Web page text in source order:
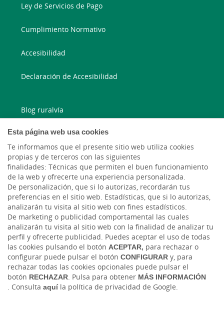
Esta página web usa cookies
Te informamos que el presente sitio web utiliza cookies
propias y de terceros con las siguientes
finalidades: Técnicas que permiten el buen funcionamiento
de la web y ofrecerte una experiencia personalizada.
De personalización, que si lo autorizas, recordarán tus
preferencias en el sitio web. Estadísticas, que si lo autorizas,
analizarán tu visita al sitio web con fines estadísticos.
De marketing o publicidad comportamental las cuales
analizarán tu visita al sitio web con la finalidad de analizar tu
perfil y ofrecerte publicidad. Puedes aceptar el uso de todas
las cookies pulsando el botón ACEPTAR, para rechazar o
configurar puede pulsar el botón CONFIGURAR y, para
rechazar todas las cookies opcionales puede pulsar el
botón RECHAZAR. Pulsa para obtener MÁS INFORMACIÓN
. Consulta aquíla política de privacidad de Google.
Ley de Servicios de Pago
Cumplimiento Normativo
Accesibilidad
Declaración de Accesibilidad
Blog ruralvía
Blog Joven In
Facebook
Twitter
Tablón de anuncios Tipos de cambio Aviso legal
Política de cookies
Protección de datos
Ciberseguridad